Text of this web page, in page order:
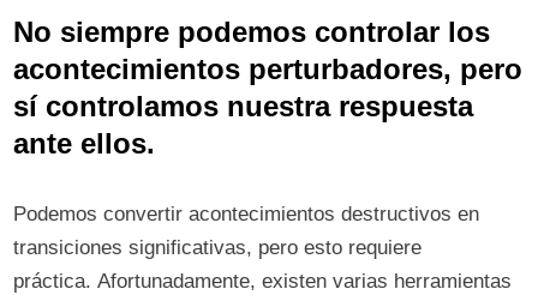
No siempre podemos controlar los
acontecimientos perturbadores, pero
sí controlamos nuestra respuesta
ante ellos.
Podemos convertir acontecimientos destructivos en
transiciones significativas, pero esto requiere
práctica. Afortunadamente, existen varias herramientas